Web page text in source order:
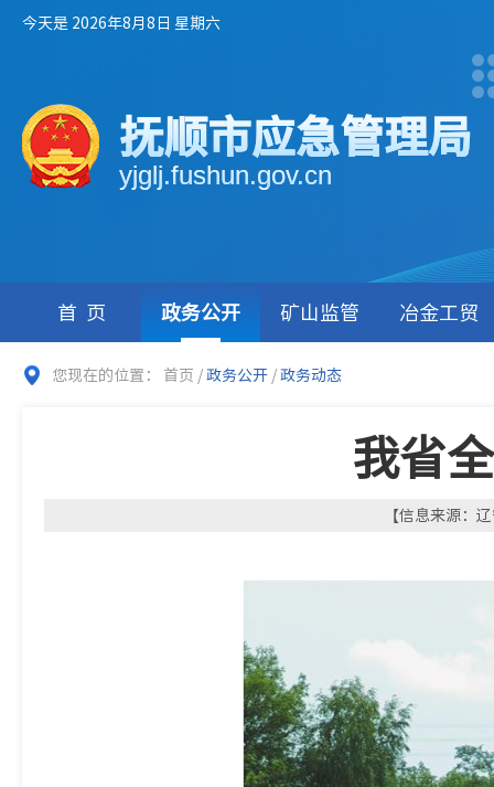
今天是 2026年8月8日 星期六
抚顺市应急管理局
yjglj.fushun.gov.cn
首页 政务公开 矿山监管 冶金工贸
您现在的位置： 首页 /政务公开 /政务动态
我省
【信息来源：